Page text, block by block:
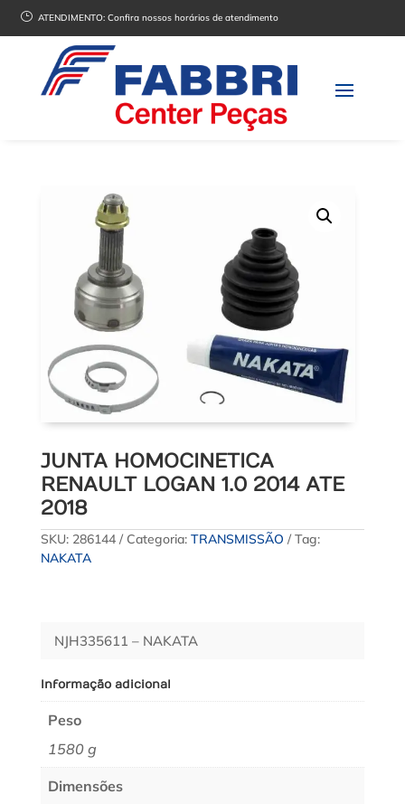
} ATENDIMENTO:Confira nossos horários de atendimento
JUNTA HOMOCINETICA
RENAULT LOGAN 1.0 2014 ATE
2018
SKU: 286144 Categoria: TRANSMISSÃO
Tag:
NAKATA
NJH335611 – NAKATA
Informação adicional
Peso
1580 g
Dimensões